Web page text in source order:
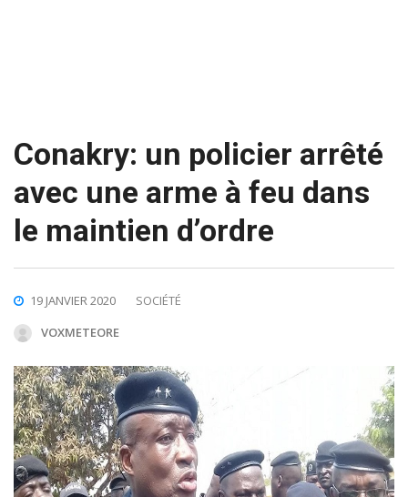
Conakry: un policier arrêté
avec une arme à feu dans
le maintien d’ordre
19 JANVIER 2020
SOCIÉTÉ
VOXMETEORE